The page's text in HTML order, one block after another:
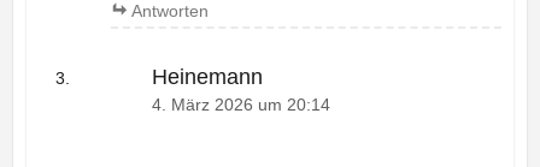
Antworten
Heinemann
4. März 2026 um 20:14